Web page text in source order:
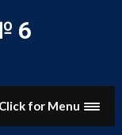
6
Click for Menu